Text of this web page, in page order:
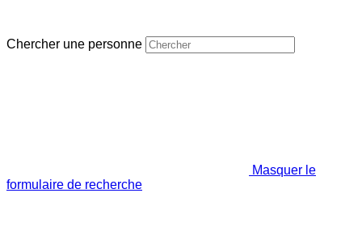
Chercher une personne
Masquer le
formulaire de recherche